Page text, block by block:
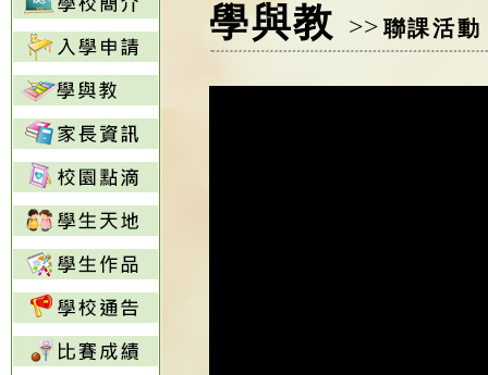
學與教 >> 聯課活動